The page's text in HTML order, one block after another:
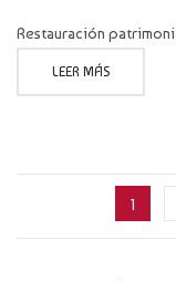
Restauración
LEER MÁS
1